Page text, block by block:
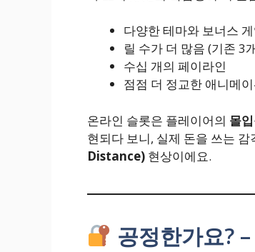
다양한 테마와 보너스
릴 수가 더 많음 (기존 3
수십 개의 페이라인
점점 더 정교한 애니메
온라인 슬롯은 플레이어의 몰입
현되다 보니, 실제 돈을 쓰는
Distance) 현상이에요.
공정한가요?